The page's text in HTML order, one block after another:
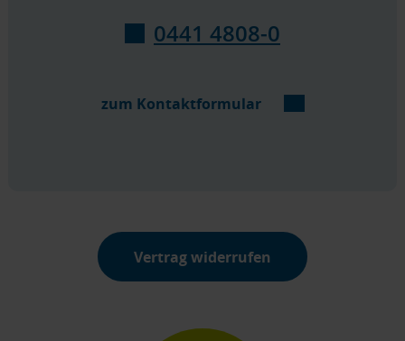
0441 4808-0
zum Kontaktformular
Vertrag widerrufen